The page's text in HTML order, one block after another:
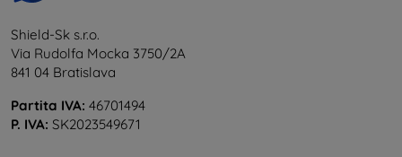
Shield-Sk s.r.o.
Via Rudolfa Mocka 3750/2A
841 04 Bratislava
Partita IVA: 46701494
P. IVA: SK2023549671